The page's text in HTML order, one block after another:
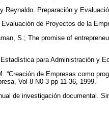
Reynaldo. Preparación y
Evaluación de Proyectos de la
S.; The promise of
para Administración y
“Creación de Empresas como
Vol 8 N0 3 pp 11-36, 1999.
de investigación documental.